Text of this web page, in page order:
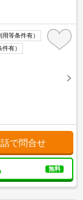
等条件有）
有）
で問合せ
無料